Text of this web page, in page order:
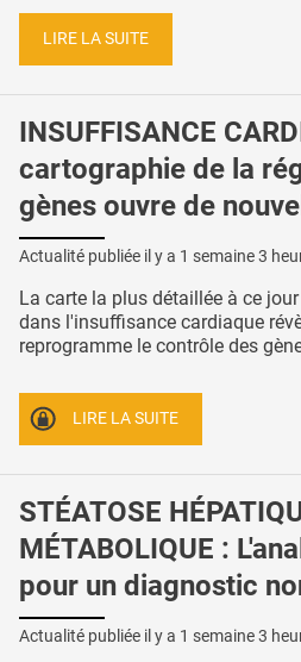
LIRE LA SUITE
INSUFFISANCE
cartographie de la
gènes ouvre de
Actualité publiée il y a 1 semaine 3
La carte la plus détaillée à ce
dans l'insuffisance cardiaque
reprogramme le contrôle des
LIRE LA SUITE
STÉATOSE
MÉTABOLIQUE :
pour un diagnostic
Actualité publiée il y a 1 semaine 3